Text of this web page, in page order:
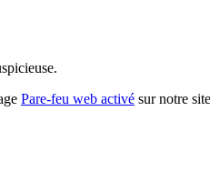
Pare-feu web activé sur notre